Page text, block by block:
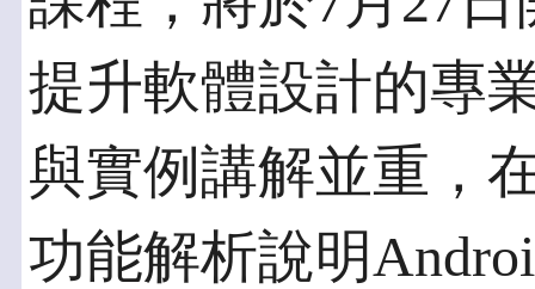
提升軟體設計的專
與實例講解並重，
功能解析說明